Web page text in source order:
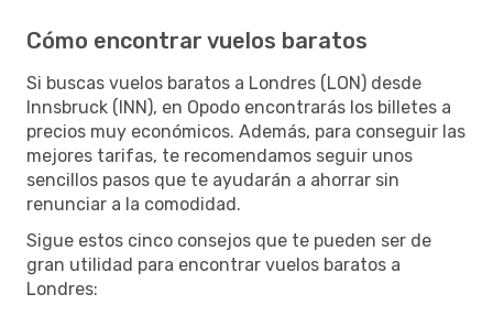
Cómo encontrar vuelos baratos
Si buscas vuelos baratos a Londres (LON) desde
Innsbruck (INN), en Opodo encontrarás los billetes a
precios muy económicos. Además, para conseguir las
mejores tarifas, te recomendamos seguir unos
sencillos pasos que te ayudarán a ahorrar sin
renunciar a la comodidad.
Sigue estos cinco consejos que te pueden ser de
gran utilidad para encontrar vuelos baratos a
Londres: